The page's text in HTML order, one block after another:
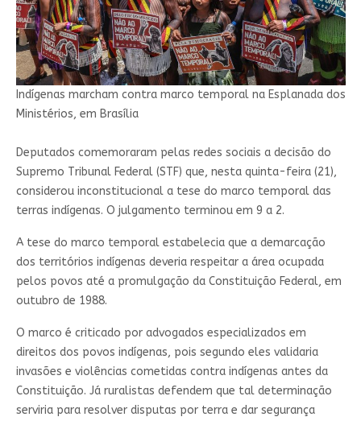
Indígenas marcham contra marco temporal na Esplanada dos
Ministérios, em Brasília
Deputados comemoraram pelas redes sociais a decisão do
Supremo Tribunal Federal (STF) que, nesta quinta-feira (21),
considerou inconstitucional a tese do marco temporal das
terras indígenas. O julgamento terminou em 9 a 2.
A tese do marco temporal estabelecia que a demarcação
dos territórios indígenas deveria respeitar a área ocupada
pelos povos até a promulgação da Constituição Federal, em
outubro de 1988.
O marco é criticado por advogados especializados em
direitos dos povos indígenas, pois segundo eles validaria
invasões e violências cometidas contra indígenas antes da
Constituição. Já ruralistas defendem que tal determinação
serviria para resolver disputas por terra e dar segurança